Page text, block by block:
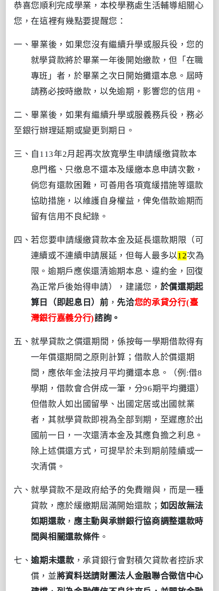
恭喜您順利完成學業，本校學務處生活輔導組關心
您，在這裡有幾點要提醒您：
一、畢業後，如果您沒有繼續升學或服兵役，您的
就學貸款將於畢業一年後開始繳款，但「在職
專班」者，於畢業之次日開始攤還本息。屆時
請務必按時繳款，以免逾期，影響您的信用。
二、畢業後，如果有繼續升學或服義務兵役，務必
至銀行辦理延期或變更到期日。
三、自 113年2月起再次放寬學生申請緩缴貸款本
息門檻、只缴息不還本及緩繳本息申請次數，
倘您有還款困難，可善用各項寬緩措施等還款
協助措施，以維護自身權益，俾免借款逾期而
留有信用不良紀錄。
四、若您要申請緩繳貸款本金及延長還款期限（可
連續或不連續申請展延，但每人最多以12次為
限。逾期戶應俟還清逾期本息 、違約金 ，回復
為正常戶後始得申請），建議您， 於償還期起
算日（即起息日）前， 先洽您的承貸分行(臺
灣銀行嘉義分行)諮詢。
五、 就學貸款之償還期間，係按每一學期借款得有
一年償還期間之原則計算；借款人於償還期
間，應依年金法按月平均攤還本息。（例 :借8
學期，借款會合併成一筆，分96期平均攤還）
但借款人如出國留學、出國定居或出國就業
者，其就學貸款即視為全部到期，至遲應於出
國前一日，一次還清本金及其應負擔之利息。
除上述償還方式，可提早於未到期前陸續或一
次清償。
六、就學貸款不是政府給予的免費贈與，而是一種
貸款，應於緩繳期屆滿開始還款； 如因故無法
如期還款， 應主動與承辦銀行協商調整還款時
間與相關還款條件 。
七、逾期未還款，承貸銀行會對積欠貸款者控訴求
償，並將資料送請財團法人金融聯合徵信中心